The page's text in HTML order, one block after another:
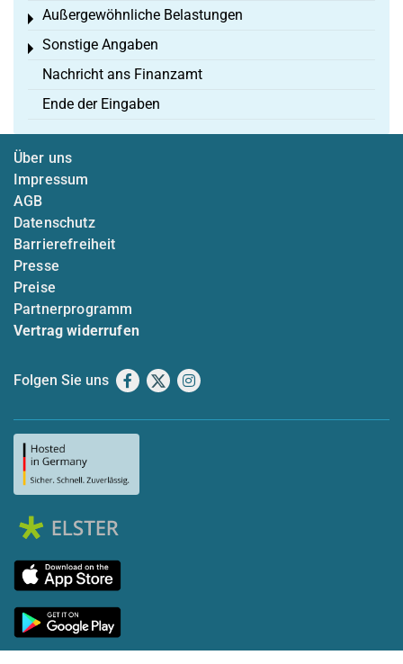
Außergewöhnliche Belastungen
Toggle menu
Sonstige Angaben
Toggle menu
Nachricht ans Finanzamt
Ende der Eingaben
Über uns
Impressum
AGB
Datenschutz
Barrierefreiheit
Presse
Preise
Partnerprogramm
Vertrag widerrufen
Folgen Sie uns Facebook
X Instagram